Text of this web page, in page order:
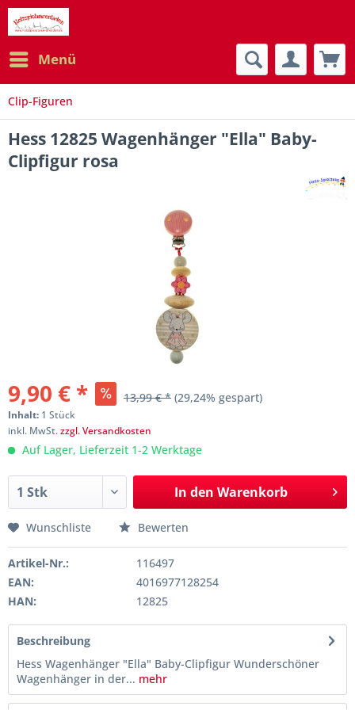
Menü
Clip-Figuren
Hess 12825 Wagenhänger "Ella" Baby-
Clipfigur rosa
9,90 € * 13,99 € * (29,24% gespart)
Inhalt: 1 Stück
inkl. MwSt.zzgl. Versandkosten
Auf Lager, Lieferzeit 1-2 Werktage
In den Warenkorb
Wunschliste Bewerten
Artikel-Nr.:
116497
EAN:
4016977128254
HAN:
12825
Beschreibung
Hess Wagenhänger "Ella" Baby-Clipfigur Wunderschöner
Wagenhänger in der... mehr